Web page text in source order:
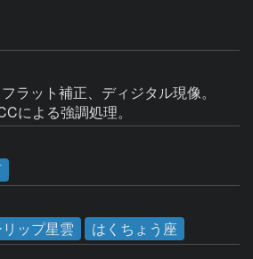
ラット補正、ディジタル現像。
による強調処理。
ップ星雲 はくちょう座